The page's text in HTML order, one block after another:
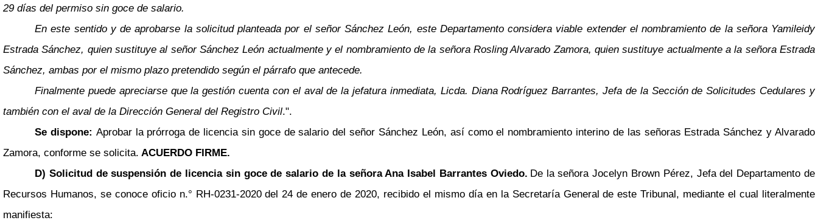
29 días del permiso sin goce de salario.
En este sentido y de aprobarse la solicitud planteada por el señor Sánchez León, este Departamento considera viable extender el nombramiento de la señora Yamileidy
Estrada Sánchez, quien sustituye al señor Sánchez León actualmente y el nombramiento de la señora Rosling Alvarado Zamora, quien sustituye actualmente a la señora Estrada
Sánchez, ambas por el mismo plazo pretendido según el párrafo que antecede.
Finalmente puede apreciarse que la gestión cuenta con el aval de la jefatura inmediata, Licda. Diana Rodríguez Barrantes, Jefa de la Sección de Solicitudes Cedulares y
también con el aval de la Dirección General del Registro Civil.".
Se dispone: Aprobar la prórroga de licencia sin goce de salario del señor Sánchez León, así como el nombramiento interino de las señoras Estrada Sánchez y Alvarado
Zamora, conforme se solicita. ACUERDO FIRME.
D) Solicitud de suspensión de licencia sin goce de salario de la señora Ana Isabel Barrantes Oviedo. De la señora Jocelyn Brown Pérez, Jefa del Departamento de
Recursos Humanos, se conoce oficio n.° RH-0231-2020 del 24 de enero de 2020, recibido el mismo día en la Secretaría General de este Tribunal, mediante el cual literalmente
manifiesta: